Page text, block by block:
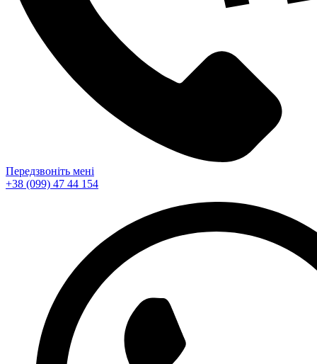
Передзвоніть мені
+38 (099) 47 44 154